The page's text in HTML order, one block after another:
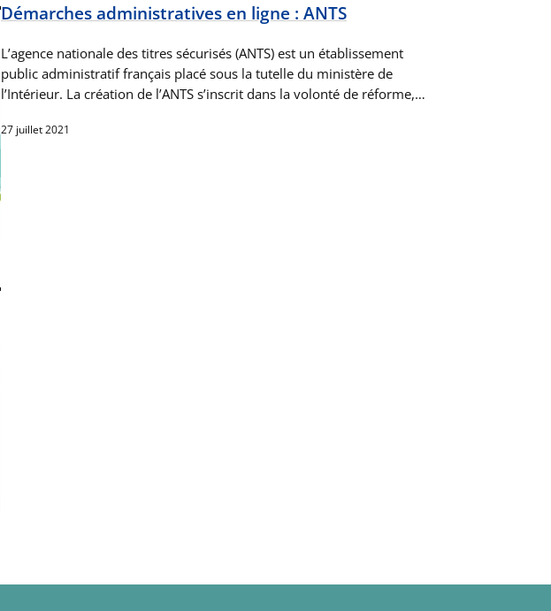
Démarches administratives en ligne : ANTS
L’agence nationale des titres sécurisés (ANTS) est un établissement
public administratif français placé sous la tutelle du ministère de
l’Intérieur. La création de l’ANTS s’inscrit dans la volonté de réforme,…
27 juillet 2021